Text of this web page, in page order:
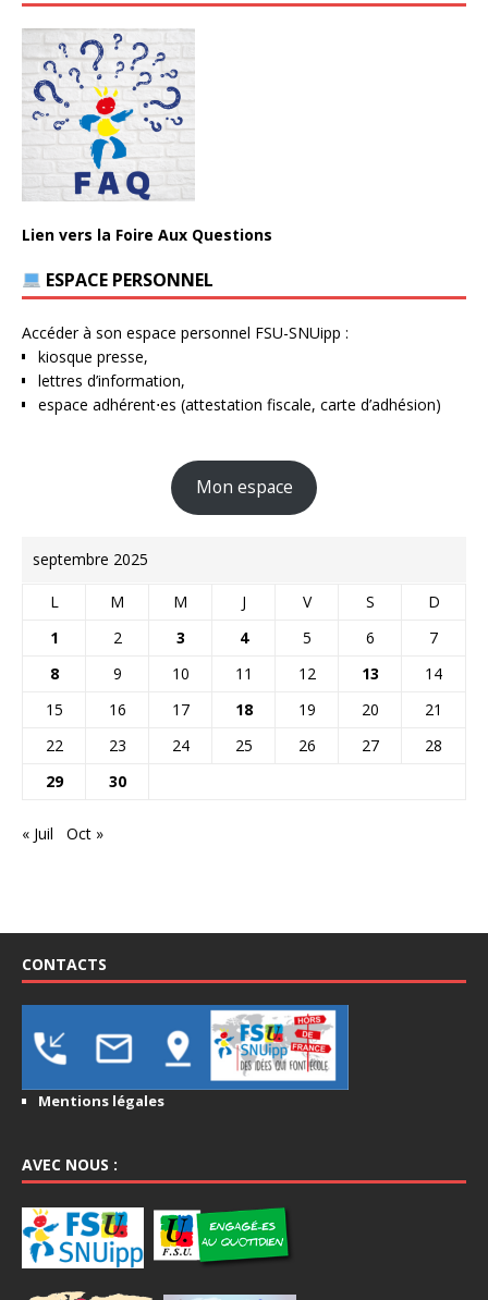
Lien vers la Foire Aux Questions
ESPACE PERSONNEL
Accéder à son espace personnel FSU-SNUipp :
kiosque presse,
lettres d’information,
espace adhérent⋅es (attestation fiscale, carte d’adhésion)
Mon espace
septembre 2025
L M M J V S
D
1
2 3 4 5 6
7
8
9 10 11 12 13
14
15
16 17 18 19 20
21
22
23 24 25 26 27
28
29
30
« Juil Oct »
CONTACTS
Mentions légales
AVEC NOUS :